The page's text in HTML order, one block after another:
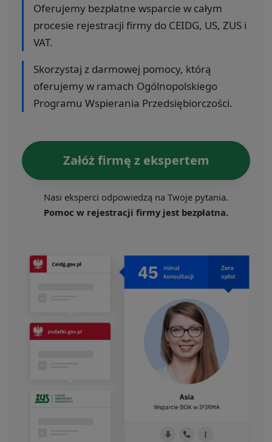
Oferujemy bezpłatne wsparcie w całym
procesie rejestracji firmy do CEIDG, US, ZUS i
VAT.
Skorzystaj z darmowej pomocy, którą
oferujemy w ramach Ogólnopolskiego
Programu Wspierania Przedsiębiorczości.
Załóż firmę z ekspertem
Nasi eksperci odpowiedzą na Twoje pytania.
Pomoc w rejestracji firmy jest bezpłatna.